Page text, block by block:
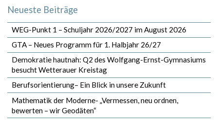
Neueste Beiträge
WEG-Punkt 1 – Schuljahr 2026/2027 im August 2026
GTA – Neues Programm für 1. Halbjahr 26/27
Demokratie hautnah: Q2 des Wolfgang-Ernst-Gymnasiums
besucht Wetterauer Kreistag
Berufsorientierung– Ein Blick in unsere Zukunft
Mathematik der Moderne- „Vermessen, neu ordnen,
bewerten – wir Geodäten“